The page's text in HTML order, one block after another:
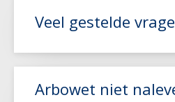
Lees meer
Veel gestelde
Arbowet niet